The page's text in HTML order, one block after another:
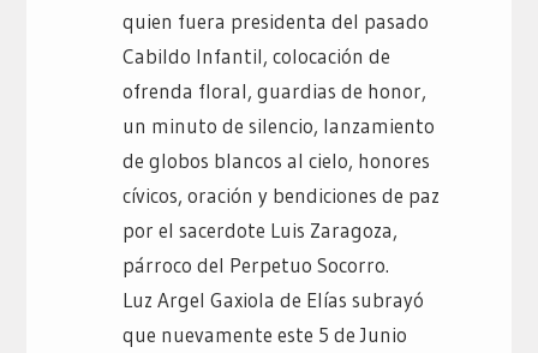
quien fuera presidenta del pasado
Cabildo Infantil, colocación de
ofrenda floral, guardias de honor,
un minuto de silencio, lanzamiento
de globos blancos al cielo, honores
cívicos, oración y bendiciones de paz
por el sacerdote Luis Zaragoza,
párroco del Perpetuo Socorro.
Luz Argel Gaxiola de Elías subrayó
que nuevamente este 5 de Junio